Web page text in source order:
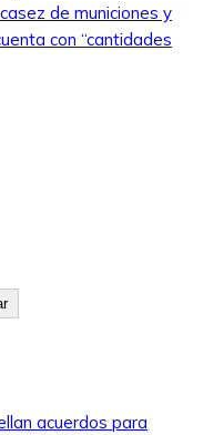
de municiones y
con “cantidades
acuerdos para